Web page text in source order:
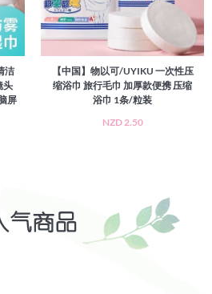
洁
头
屏
【中国】物以可/UYIKU 一次性压
缩浴巾 旅行毛巾 加厚款便携 压缩
浴巾 1条/粒装
NZD 2.50